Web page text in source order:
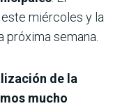
miércoles y la
semana.
de la
mucho